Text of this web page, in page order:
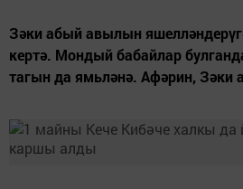
Зәки абый авылын
кертә. Мондый бабайлар
тагын да ямьләнә. Афәрин, Зәки